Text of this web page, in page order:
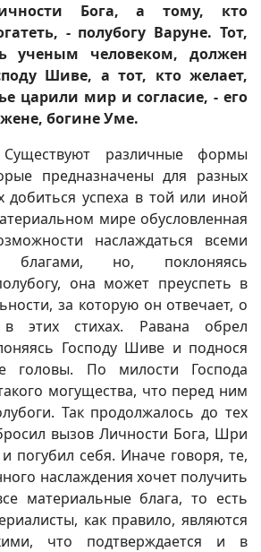
Бога, а тому, кто
- полубогу Варуне. Тот,
ученым человеком, должен
Шиве, а тот, кто желает,
царили мир и согласие, - его
богине Уме.
различные формы
предназначены для разных
успеха в той или иной
мире обусловленная
наслаждаться всеми
благами, но, поклоняясь
она может преуспеть в
за которую он отвечает, о
этих стихах. Равана обрел
Господу Шиве и поднося
головы. По милости Господа
могущества, что перед ним
Так продолжалось до тех
вызов Личности Бога, Шри
погубил себя. Иначе говоря, те,
наслаждения хочет получить
материальные блага, то есть
как правило, являются
что подтверждается и в